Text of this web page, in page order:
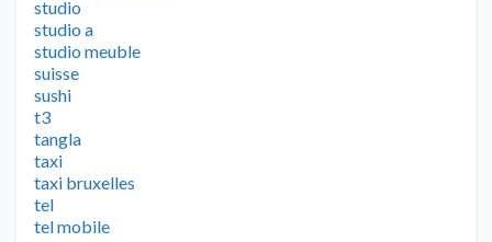
studio
studio a
studio meuble
suisse
sushi
t3
tangla
taxi
taxi bruxelles
tel
tel mobile